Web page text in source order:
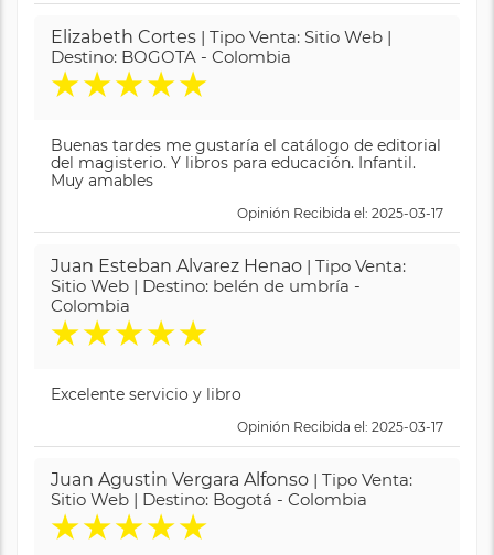
Elizabeth Cortes | Tipo Venta: Sitio Web |
Destino: BOGOTA - Colombia
★★★★★
Buenas tardes me gustaría el catálogo de editorial
del magisterio. Y libros para educación. Infantil.
Muy amables
Opinión Recibida el: 2025-03-17
Juan Esteban Alvarez Henao | Tipo Venta:
Sitio Web | Destino: belén de umbría -
Colombia
★★★★★
Excelente servicio y libro
Opinión Recibida el: 2025-03-17
Juan Agustin Vergara Alfonso | Tipo Venta:
Sitio Web | Destino: Bogotá - Colombia
★★★★★